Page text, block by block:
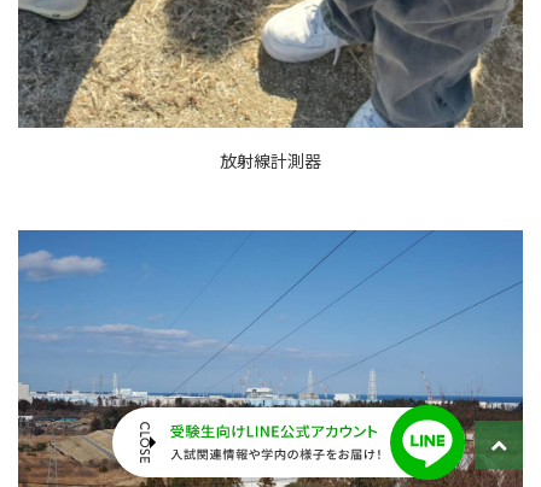
放射線計測器